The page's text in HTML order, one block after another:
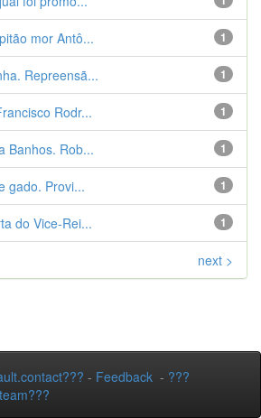
1
mor Antô...
1
Repreensã...
1
Rodr...
1
Banhos. Rob...
1
gado. Provi...
1
do Vice-Rei...
next >
- Feedback - ???